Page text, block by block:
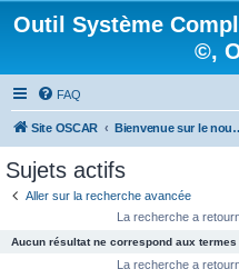
Outil Système
©,
FAQ
Site OSCAR Bienvenue sur
Sujets actifs
Aller sur la recherche avancée
La recherche a
Aucun résultat ne correspond aux
La recherche a